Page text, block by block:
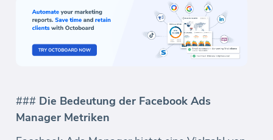
### Die Bedeutung der Facebook Ads
Manager Metriken